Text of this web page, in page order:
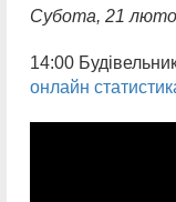
Субота, 21
14:00
онлайн